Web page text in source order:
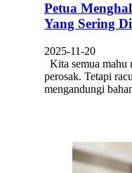
Petua
Yang Sering
2025-11-20
Kita semua mahu
perosak. Tetapi
mengandungi